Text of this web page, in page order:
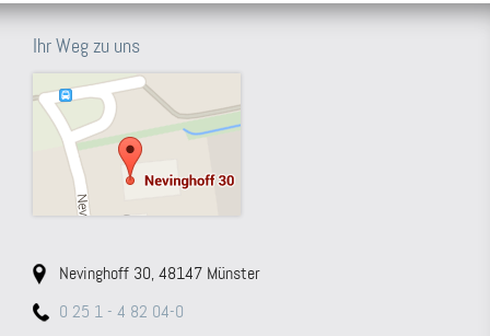
Ihr Weg zu uns
Nevinghoff 30, 48147 Münster
0 25 1 - 4 82 04-0